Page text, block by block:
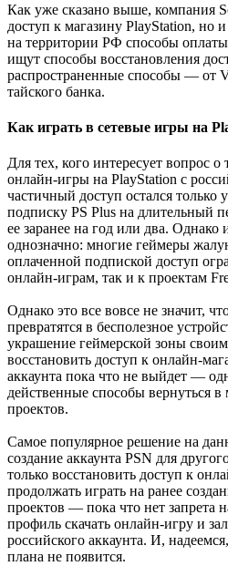
Как уже сказано выше, компания
доступ к магазину PlayStation, но
на территории РФ способы
ищут способы восстановления
распространенные способы — от
тайского банка.
Как играть в сетевые игры на
Для тех, кого интересует вопрос о
онлайн-игры на PlayStation с
частичный доступ остался только
подписку PS Plus на длительный
ее заранее на год или два. Однако
однозначно: многие геймеры
оплаченной подпиской доступ
онлайн-играм, так и к проектам
Однако это все вовсе не значит,
превратятся в бесполезное
украшение геймерской зоны
восстановить доступ к онлайн-
аккаунта пока что не выйдет —
действенные способы вернуться
проектов.
Самое популярное решение на
создание аккаунта PSN для
только восстановить доступ к
продолжать играть на ранее
проектов — пока что нет запрета
профиль скачать онлайн-игру и
российского аккаунта. И,
плана не появится.